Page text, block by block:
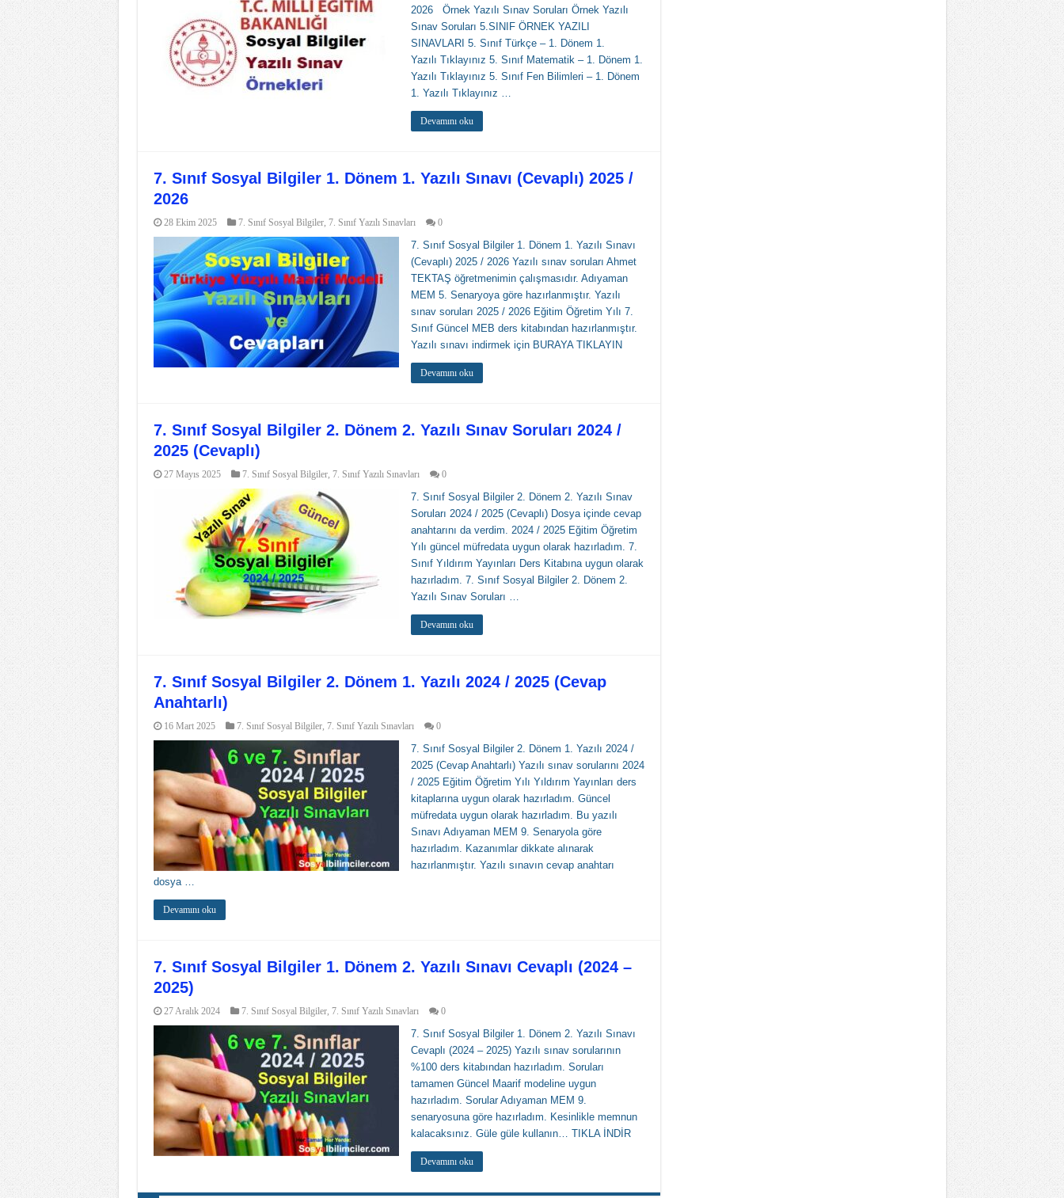
2026 Örnek Yazılı Sınav Soruları Örnek Yazılı
Sınav Soruları 5.SINIF ÖRNEK YAZILI
SINAVLARI 5. Sınıf Türkçe – 1. Dönem 1.
Yazılı Tıklayınız 5. Sınıf Matematik – 1. Dönem 1.
Yazılı Tıklayınız 5. Sınıf Fen Bilimleri – 1. Dönem
1. Yazılı Tıklayınız …
Devamını oku
7. Sınıf Sosyal Bilgiler 1. Dönem 1. Yazılı Sınavı (Cevaplı) 2025 /
2026
28 Ekim 2025 7. Sınıf Sosyal Bilgiler, 7. Sınıf Yazılı Sınavları 0
7. Sınıf Sosyal Bilgiler 1. Dönem 1. Yazılı Sınavı
(Cevaplı) 2025 / 2026 Yazılı sınav soruları Ahmet
TEKTAŞ öğretmenimin çalışmasıdır. Adıyaman
MEM 5. Senaryoya göre hazırlanmıştır. Yazılı
sınav soruları 2025 / 2026 Eğitim Öğretim Yılı 7.
Sınıf Güncel MEB ders kitabından hazırlanmıştır.
Yazılı sınavı indirmek için BURAYA TIKLAYIN
Devamını oku
7. Sınıf Sosyal Bilgiler 2. Dönem 2. Yazılı Sınav Soruları 2024 /
2025 (Cevaplı)
27 Mayıs 2025 7. Sınıf Sosyal Bilgiler, 7. Sınıf Yazılı Sınavları 0
7. Sınıf Sosyal Bilgiler 2. Dönem 2. Yazılı Sınav
Soruları 2024 / 2025 (Cevaplı) Dosya içinde cevap
anahtarını da verdim. 2024 / 2025 Eğitim Öğretim
Yılı güncel müfredata uygun olarak hazırladım. 7.
Sınıf Yıldırım Yayınları Ders Kitabına uygun olarak
hazırladım. 7. Sınıf Sosyal Bilgiler 2. Dönem 2.
Yazılı Sınav Soruları …
Devamını oku
7. Sınıf Sosyal Bilgiler 2. Dönem 1. Yazılı 2024 / 2025 (Cevap
Anahtarlı)
16 Mart 2025 7. Sınıf Sosyal Bilgiler, 7. Sınıf Yazılı Sınavları 0
7. Sınıf Sosyal Bilgiler 2. Dönem 1. Yazılı 2024 /
2025 (Cevap Anahtarlı) Yazılı sınav sorularını 2024
/ 2025 Eğitim Öğretim Yılı Yıldırım Yayınları ders
kitaplarına uygun olarak hazırladım. Güncel
müfredata uygun olarak hazırladım. Bu yazılı
Sınavı Adıyaman MEM 9. Senaryola göre
hazırladım. Kazanımlar dikkate alınarak
hazırlanmıştır. Yazılı sınavın cevap anahtarı
dosya …
Devamını oku
7. Sınıf Sosyal Bilgiler 1. Dönem 2. Yazılı Sınavı Cevaplı (2024 –
2025)​
27 Aralık 2024 7. Sınıf Sosyal Bilgiler, 7. Sınıf Yazılı Sınavları 0
7. Sınıf Sosyal Bilgiler 1. Dönem 2. Yazılı Sınavı
Cevaplı (2024 – 2025)​ Yazılı sınav sorularının
%100 ders kitabından hazırladım. Soruları
tamamen Güncel Maarif modeline uygun
hazırladım. Sorular Adıyaman MEM 9.
senaryosuna göre hazırladım. Kesinlikle memnun
kalacaksınız. Güle güle kullanın… TIKLA İNDİR
Devamını oku